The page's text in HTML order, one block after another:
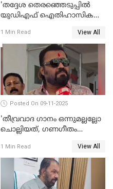
'തദ്ദേശ തെരഞ്ഞെടുപ്പില്‍
യുഡിഎഫ് ഐതിഹാസിക
സതീശന്‍ WATCH VIDEO
1 Min Read View All
Posted On 09-11-2025
'തീവ്രവാദ ഗാനം ഒന്നുമല്ലല്ലോ
ചൊല്ലിയത്, ഗണഗീതം
ഭാഗം'; സുരേഷ് ഗോപി WATCH
VIDEO
1 Min Read View All